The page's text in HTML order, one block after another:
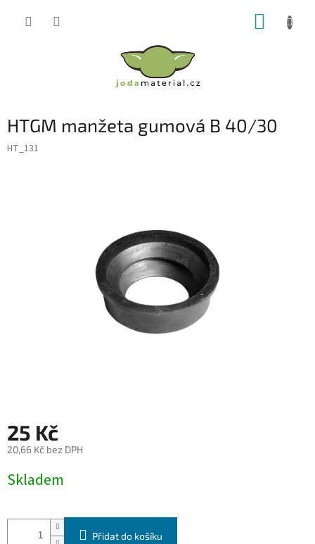
HTGM manžeta gumová B 40/30
HT_131
25 Kč
20,66 Kč bez DPH
cena:
Skladem
Přidat do košíku